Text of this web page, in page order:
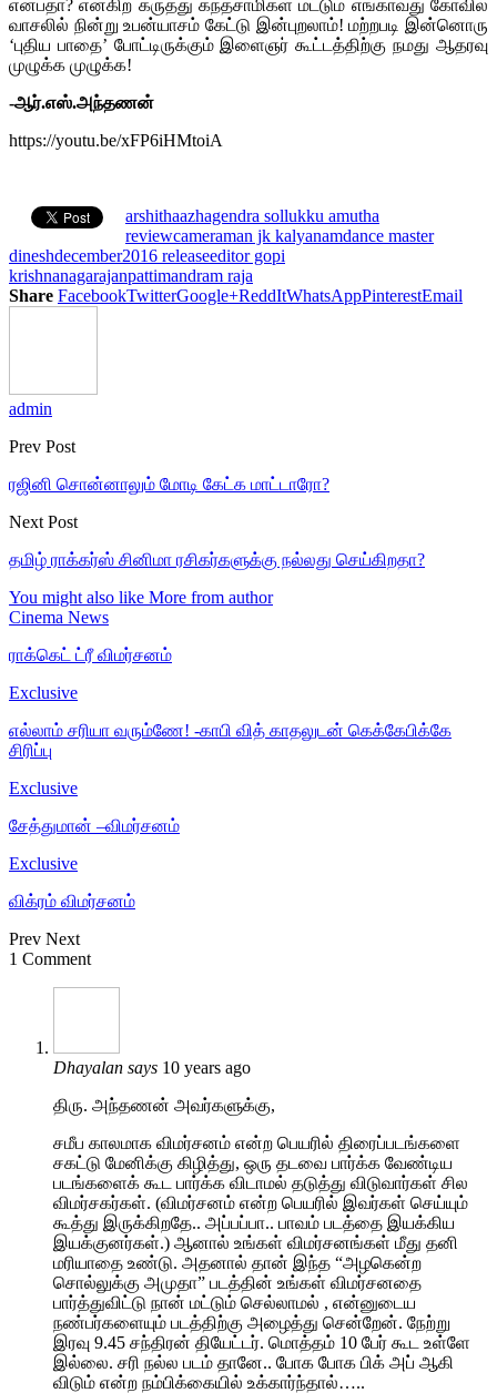
என்பதா? என்கிற கருத்து கந்தசாமிகள் மட்டும் எங்காவது கோவில்
வாசலில் நின்று உபன்யாசம் கேட்டு இன்புறலாம்! மற்றபடி இன்னொரு
‘புதிய பாதை’ போட்டிருக்கும் இளைஞர் கூட்டத்திற்கு நமது ஆதரவு
முழுக்க முழுக்க!
-ஆர்.எஸ்.அந்தணன்
https://youtu.be/xFP6iHMtoiA
arshithaazhagendra sollukku amutha
reviewcameraman jk kalyanamdance master
dineshdecember2016 releaseeditor gopi
krishnanagarajanpattimandram raja
Share FacebookTwitterGoogle+ReddItWhatsAppPinterestEmail
admin
Prev Post
ரஜினி சொன்னாலும் மோடி கேட்க மாட்டாரோ?
Next Post
தமிழ் ராக்கர்ஸ் சினிமா ரசிகர்களுக்கு நல்லது செய்கிறதா?
You might also like More from author
Cinema News
ராக்கெட் ட்ரீ விமர்சனம்
Exclusive
எல்லாம் சரியா வரும்ணே! -காபி வித் காதலுடன் கெக்கேபிக்கே
சிரிப்பு
Exclusive
சேத்துமான் –விமர்சனம்
Exclusive
விக்ரம் விமர்சனம்
Prev Next
1 Comment
Dhayalan says 10 years ago
திரு. அந்தணன் அவர்களுக்கு,
சமீப காலமாக விமர்சனம் என்ற பெயரில் திரைப்படங்களை
சகட்டு மேனிக்கு கிழித்து, ஒரு தடவை பார்க்க வேண்டிய
படங்களைக் கூட பார்க்க விடாமல் தடுத்து விடுவார்கள் சில
விமர்சகர்கள். (விமர்சனம் என்ற பெயரில் இவர்கள் செய்யும்
கூத்து இருக்கிறதே.. அப்பப்பா.. பாவம் படத்தை இயக்கிய
இயக்குனர்கள்.) ஆனால் உங்கள் விமர்சனங்கள் மீது தனி
மரியாதை உண்டு. அதனால் தான் இந்த “அழகென்ற
சொல்லுக்கு அமுதா” படத்தின் உங்கள் விமர்சனதை
பார்த்துவிட்டு நான் மட்டும் செல்லாமல் , என்னுடைய
நண்பர்களையும் படத்திற்கு அழைத்து சென்றேன். நேற்று
இரவு 9.45 சந்திரன் தியேட்டர். மொத்தம் 10 பேர் கூட உள்ளே
இல்லை. சரி நல்ல படம் தானே.. போக போக பிக் அப் ஆகி
விடும் என்ற நம்பிக்கையில் உக்கார்ந்தால்…..